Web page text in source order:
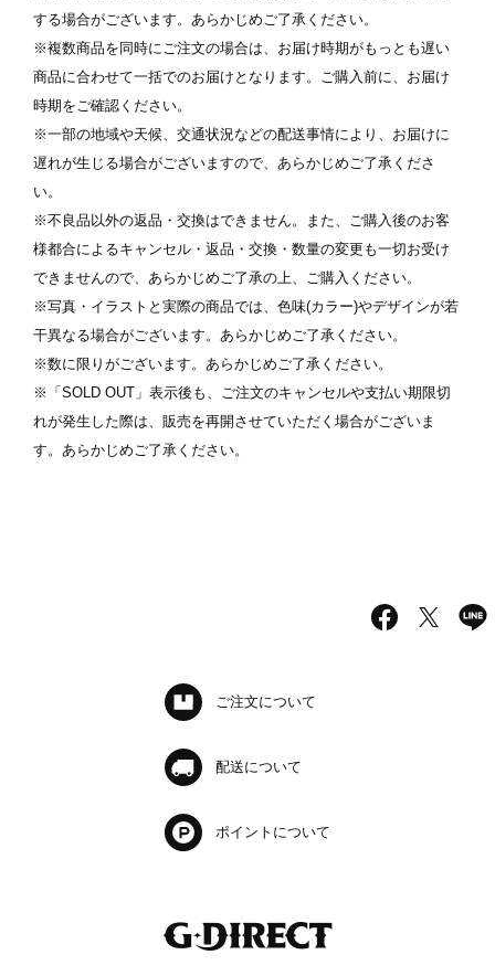
する場合がございます。あらかじめご了承ください。
※複数商品を同時にご注文の場合は、お届け時期がもっとも遅い
商品に合わせて一括でのお届けとなります。ご購入前に、お届け
時期をご確認ください。
※一部の地域や天候、交通状況などの配送事情により、お届けに
遅れが生じる場合がございますので、あらかじめご了承くださ
い。
※不良品以外の返品・交換はできません。また、ご購入後のお客
様都合によるキャンセル・返品・交換・数量の変更も一切お受け
できませんので、あらかじめご了承の上、ご購入ください。
※写真・イラストと実際の商品では、色味(カラー)やデザインが若
干異なる場合がございます。あらかじめご了承ください。
※数に限りがございます。あらかじめご了承ください。
※「SOLD OUT」表示後も、ご注文のキャンセルや支払い期限切
れが発生した際は、販売を再開させていただく場合がございま
す。あらかじめご了承ください。
ご注文について
配送について
ポイントについて